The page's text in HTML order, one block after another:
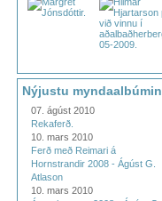
Nýjustu myndaalbúmin
07. ágúst 2010
Rekaferð.
10. mars 2010
Ferð með Reimari á
Hornstrandir 2008 - Ágúst G.
Atlason
10. mars 2010